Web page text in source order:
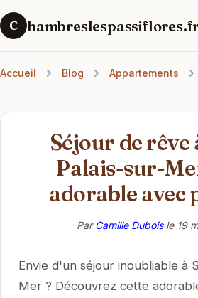
C
Accueil Blog Appartements
Séjour de rêve
Palais-sur-
adorable avec
ParCamille Duboisle 19
Envie d'un séjour inoubliable à
Mer ? Découvrez cette